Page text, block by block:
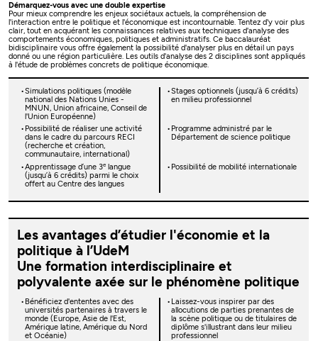
Démarquez-vous avec une double expertise
Pour mieux comprendre les enjeux sociétaux actuels, la compréhension de
l'interaction entre le politique et l'économique est incontournable. Tentez d'y voir plus
clair, tout en acquérant les connaissances relatives aux techniques d'analyse des
comportements économiques, politiques et administratifs. Ce baccalauréat
bidisciplinaire vous offre également la possibilité d'analyser plus en détail un pays
donné ou une région particulière. Les outils d'analyse des 2 disciplines sont appliqués
à l'étude de problèmes concrets de politique économique.
Simulations politiques (modèle
national des Nations Unies -
MNUN, Union africaine, Conseil de
l'Union Européenne)
Stages optionnels (jusqu’à 6 crédits)
en milieu professionnel
Possibilité de réaliser une activité
dans le cadre du parcours RECI
(recherche et création,
communautaire, international)
Programme administré par le
Département de science politique
Apprentissage d’une 3elangue
(jusqu’à 6 crédits) parmi le choix
offert au Centre des langues
Possibilité de mobilité internationale
Les avantages d’étudier l'économie et la
politique à l’UdeM
Une formation interdisciplinaire et
polyvalente axée sur le phénomène politique
Bénéficiez d'ententes avec des
universités partenaires à travers le
monde (Europe, Asie de l'Est,
Amérique latine, Amérique du Nord
et Océanie)
Laissez-vous inspirer par des
allocutions de parties prenantes de
la scène politique ou de titulaires de
diplôme s'illustrant dans leur milieu
professionnel